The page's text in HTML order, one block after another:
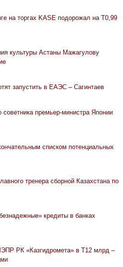
на торгах KASE подорожал на Т0,99
культуры Астаны Мажагулову
запустить в ЕАЭС – Сагинтаев
советника премьер-министра Японии
списком потенциальных
тренера сборной Казахстана по
кредиты в банках
РК «Казгидромета» в Т12 млрд –